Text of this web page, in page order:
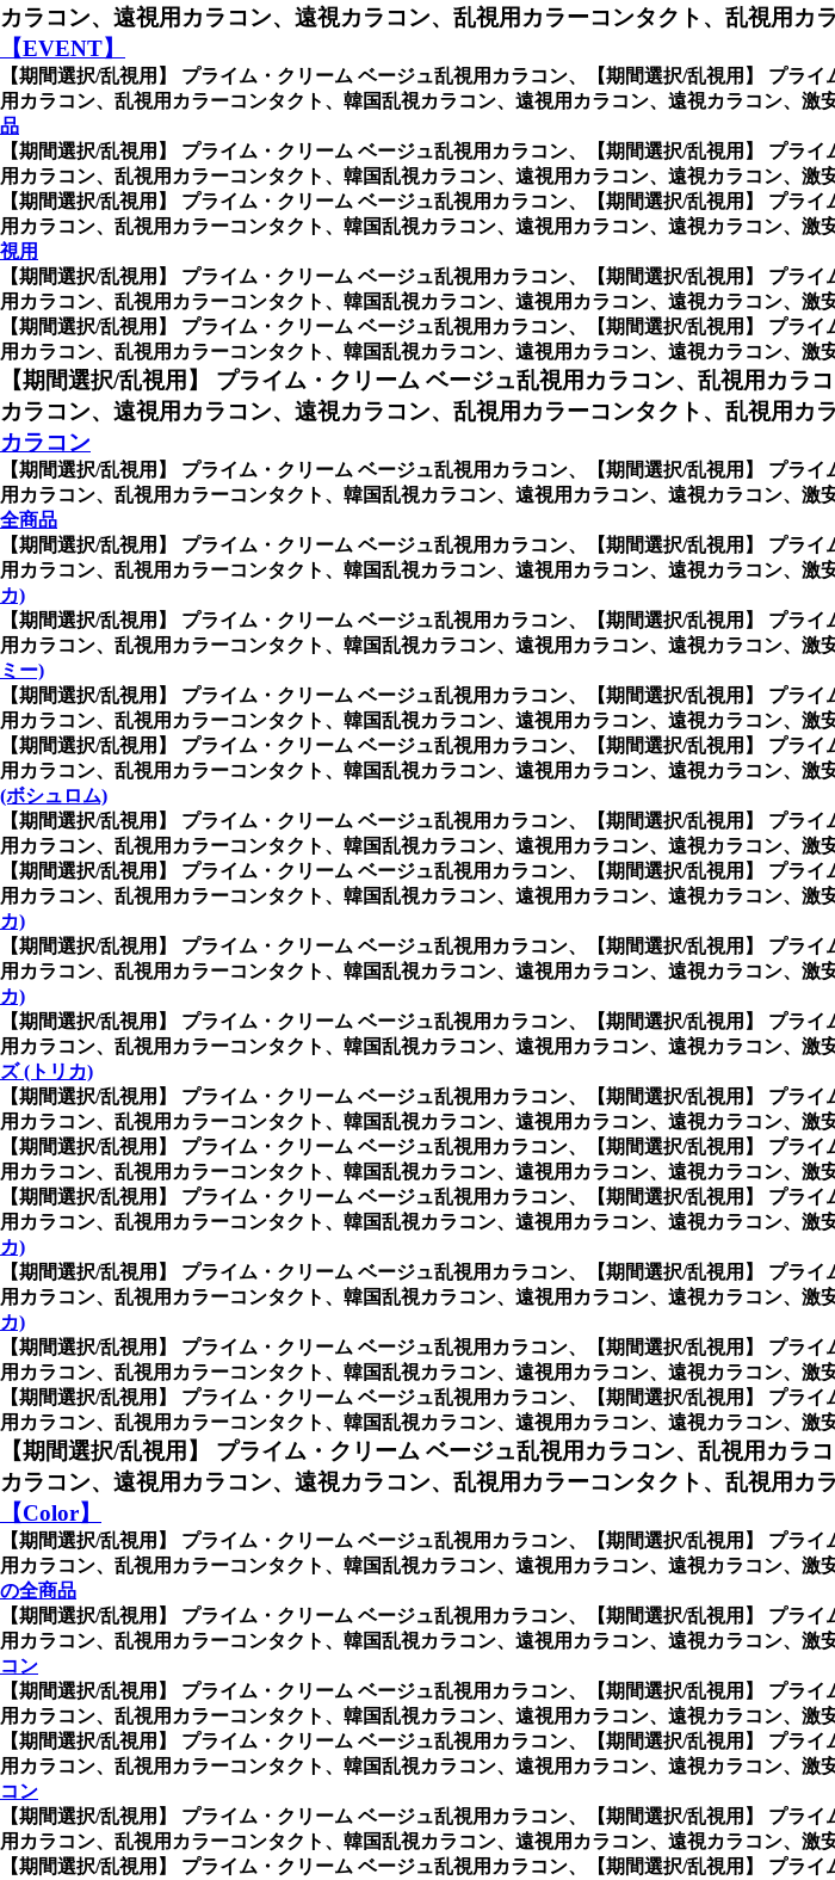
カラコン、遠視用カラコン、遠視カラコン、乱視用カラーコンタクト、乱視用カ
【EVENT】
【期間選択/乱視用】 プライム・クリーム ベージュ乱視用カラコン、
【期間選択/乱視用】 プラ
用カラコン、乱視用カラーコンタクト、韓国乱視カラコン、遠視用カラコン、遠視カラコン、激
品
【期間選択/乱視用】 プライム・クリーム ベージュ乱視用カラコン、
【期間選択/乱視用】 プラ
用カラコン、乱視用カラーコンタクト、韓国乱視カラコン、遠視用カラコン、遠視カラコン、
【期間選択/乱視用】 プライム・クリーム ベージュ乱視用カラコン、
【期間選択/乱視用】 プラ
用カラコン、乱視用カラーコンタクト、韓国乱視カラコン、遠視用カラコン、遠視カラコン、
視用
【期間選択/乱視用】 プライム・クリーム ベージュ乱視用カラコン、
【期間選択/乱視用】 プラ
用カラコン、乱視用カラーコンタクト、韓国乱視カラコン、遠視用カラコン、遠視カラコン、
【期間選択/乱視用】 プライム・クリーム ベージュ乱視用カラコン、
【期間選択/乱視用】 プラ
用カラコン、乱視用カラーコンタクト、韓国乱視カラコン、遠視用カラコン、遠視カラコン、
【期間選択/乱視用】 プライム・クリーム ベージュ乱視用カラコン、 乱視用カラ
カラコン、遠視用カラコン、遠視カラコン、乱視用カラーコンタクト、乱視用
カラコン
【期間選択/乱視用】 プライム・クリーム ベージュ乱視用カラコン、
【期間選択/乱視用】 プラ
用カラコン、乱視用カラーコンタクト、韓国乱視カラコン、遠視用カラコン、遠視カラコン、
全商品
【期間選択/乱視用】 プライム・クリーム ベージュ乱視用カラコン、
【期間選択/乱視用】 プラ
用カラコン、乱視用カラーコンタクト、韓国乱視カラコン、遠視用カラコン、遠視カラコン、
カ)
【期間選択/乱視用】 プライム・クリーム ベージュ乱視用カラコン、
【期間選択/乱視用】 プラ
用カラコン、乱視用カラーコンタクト、韓国乱視カラコン、遠視用カラコン、遠視カラコン、
ミー)
【期間選択/乱視用】 プライム・クリーム ベージュ乱視用カラコン、
【期間選択/乱視用】 プラ
用カラコン、乱視用カラーコンタクト、韓国乱視カラコン、遠視用カラコン、遠視カラコン、
【期間選択/乱視用】 プライム・クリーム ベージュ乱視用カラコン、
【期間選択/乱視用】 プラ
用カラコン、乱視用カラーコンタクト、韓国乱視カラコン、遠視用カラコン、遠視カラコン、
(ボシュロム)
【期間選択/乱視用】 プライム・クリーム ベージュ乱視用カラコン、
【期間選択/乱視用】 プラ
用カラコン、乱視用カラーコンタクト、韓国乱視カラコン、遠視用カラコン、遠視カラコン、
【期間選択/乱視用】 プライム・クリーム ベージュ乱視用カラコン、
【期間選択/乱視用】 プラ
用カラコン、乱視用カラーコンタクト、韓国乱視カラコン、遠視用カラコン、遠視カラコン、
カ)
【期間選択/乱視用】 プライム・クリーム ベージュ乱視用カラコン、
【期間選択/乱視用】 プラ
用カラコン、乱視用カラーコンタクト、韓国乱視カラコン、遠視用カラコン、遠視カラコン、
カ)
【期間選択/乱視用】 プライム・クリーム ベージュ乱視用カラコン、
【期間選択/乱視用】 プラ
用カラコン、乱視用カラーコンタクト、韓国乱視カラコン、遠視用カラコン、遠視カラコン、
ズ (トリカ)
【期間選択/乱視用】 プライム・クリーム ベージュ乱視用カラコン、
【期間選択/乱視用】 プラ
用カラコン、乱視用カラーコンタクト、韓国乱視カラコン、遠視用カラコン、遠視カラコン、
【期間選択/乱視用】 プライム・クリーム ベージュ乱視用カラコン、
【期間選択/乱視用】 プラ
用カラコン、乱視用カラーコンタクト、韓国乱視カラコン、遠視用カラコン、遠視カラコン、
【期間選択/乱視用】 プライム・クリーム ベージュ乱視用カラコン、
【期間選択/乱視用】 プラ
用カラコン、乱視用カラーコンタクト、韓国乱視カラコン、遠視用カラコン、遠視カラコン、
カ)
【期間選択/乱視用】 プライム・クリーム ベージュ乱視用カラコン、
【期間選択/乱視用】 プラ
用カラコン、乱視用カラーコンタクト、韓国乱視カラコン、遠視用カラコン、遠視カラコン、
カ)
【期間選択/乱視用】 プライム・クリーム ベージュ乱視用カラコン、
【期間選択/乱視用】 プラ
用カラコン、乱視用カラーコンタクト、韓国乱視カラコン、遠視用カラコン、遠視カラコン、
【期間選択/乱視用】 プライム・クリーム ベージュ乱視用カラコン、
【期間選択/乱視用】 プラ
用カラコン、乱視用カラーコンタクト、韓国乱視カラコン、遠視用カラコン、遠視カラコン、激
【期間選択/乱視用】 プライム・クリーム ベージュ乱視用カラコン、 乱視用カラ
カラコン、遠視用カラコン、遠視カラコン、乱視用カラーコンタクト、乱視用カ
【Color】
【期間選択/乱視用】 プライム・クリーム ベージュ乱視用カラコン、
【期間選択/乱視用】 プラ
用カラコン、乱視用カラーコンタクト、韓国乱視カラコン、遠視用カラコン、遠視カラコン、激
の全商品
【期間選択/乱視用】 プライム・クリーム ベージュ乱視用カラコン、
【期間選択/乱視用】 プラ
用カラコン、乱視用カラーコンタクト、韓国乱視カラコン、遠視用カラコン、遠視カラコン、
コン
【期間選択/乱視用】 プライム・クリーム ベージュ乱視用カラコン、
【期間選択/乱視用】 プラ
用カラコン、乱視用カラーコンタクト、韓国乱視カラコン、遠視用カラコン、遠視カラコン、
【期間選択/乱視用】 プライム・クリーム ベージュ乱視用カラコン、
【期間選択/乱視用】 プラ
用カラコン、乱視用カラーコンタクト、韓国乱視カラコン、遠視用カラコン、遠視カラコン、
コン
【期間選択/乱視用】 プライム・クリーム ベージュ乱視用カラコン、
【期間選択/乱視用】 プラ
用カラコン、乱視用カラーコンタクト、韓国乱視カラコン、遠視用カラコン、遠視カラコン、
【期間選択/乱視用】 プライム・クリーム ベージュ乱視用カラコン、
【期間選択/乱視用】 プラ